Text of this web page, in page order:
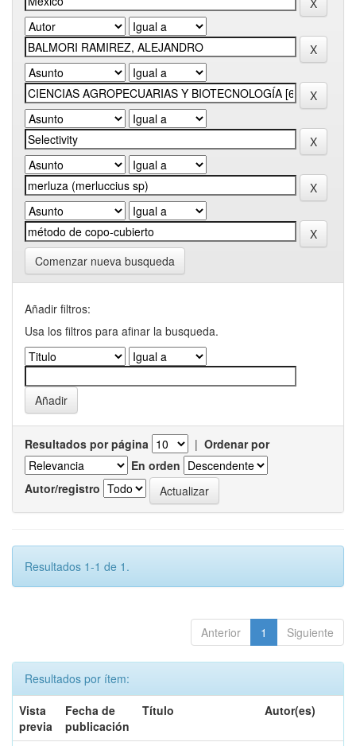
Comenzar nueva busqueda
Añadir filtros:
Usa los filtros para afinar la busqueda.
Resultados por página | Ordenar por
En orden
Autor/registro
Resultados 1-1 de 1.
Anterior 1 Siguiente
Resultados por ítem:
Vista
previa
Fecha de
publicación
Título Autor(es)